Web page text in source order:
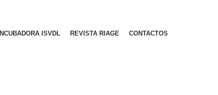
INCUBADORA ISVDL REVISTA RIAGE CONTACTOS